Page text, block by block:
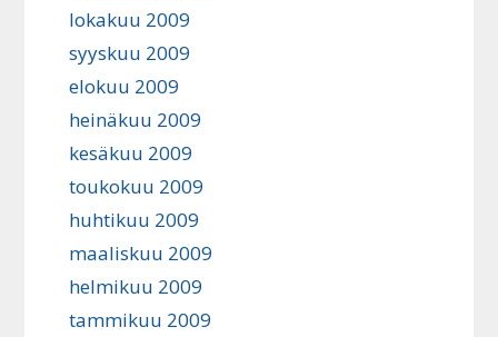
lokakuu 2009
syyskuu 2009
elokuu 2009
heinäkuu 2009
kesäkuu 2009
toukokuu 2009
huhtikuu 2009
maaliskuu 2009
helmikuu 2009
tammikuu 2009